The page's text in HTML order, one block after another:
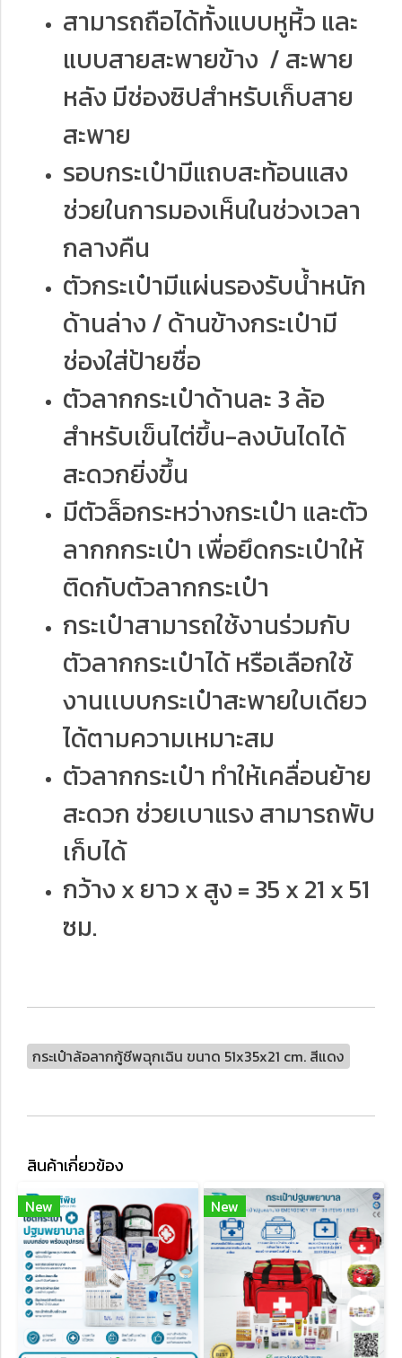
สามารถถือได้ทั้งแบบหูหิ้ว และ
แบบสายสะพายข้าง / สะพาย
หลัง มีช่องซิปสำหรับเก็บสาย
สะพาย
รอบกระเป๋ามีแถบสะท้อนแสง
ช่วยในการมองเห็นในช่วงเวลา
กลางคืน
ตัวกระเป๋ามีแผ่นรองรับน้ำหนัก
ด้านล่าง / ด้านข้างกระเป๋ามี
ช่องใส่ป้ายชื่อ
ตัวลากกระเป๋าด้านละ 3 ล้อ
สำหรับเข็นไต่ขึ้น-ลงบันไดได้
สะดวกยิ่งขึ้น
มีตัวล็อกระหว่างกระเป๋า และตัว
ลากกกระเป๋า เพื่อยึดกระเป๋าให้
ติดกับตัวลากกระเป๋า
กระเป๋าสามารถใช้งานร่วมกับ
ตัวลากกระเป๋าได้ หรือเลือกใช้
งานเเบบกระเป๋าสะพายใบเดียว
ได้ตามความเหมาะสม
ตัวลากกระเป๋า ทำให้เคลื่อนย้าย
สะดวก ช่วยเบาแรง สามารถพับ
เก็บได้
กว้าง x ยาว x สูง = 35 x 21 x 51
ซม.
กระเป๋าล้อลากกู้ชีพฉุกเฉิน ขนาด 51x35x21 cm. สีแดง
สินค้าเกี่ยวข้อง
New New